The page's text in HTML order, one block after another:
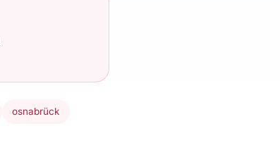
osnabrück